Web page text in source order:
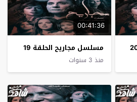
00:41:36
مسلسل مجاريح الحلقة 19
منذ 3 سنوات